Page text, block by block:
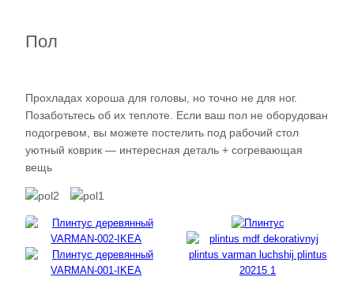
Пол
Прохладах хороша для головы, но точно не для ног.
Позаботьтесь об их теплоте. Если ваш пол не оборудован
подогревом, вы можете постелить под рабочий стол
уютный коврик — интересная деталь + согревающая
вещь